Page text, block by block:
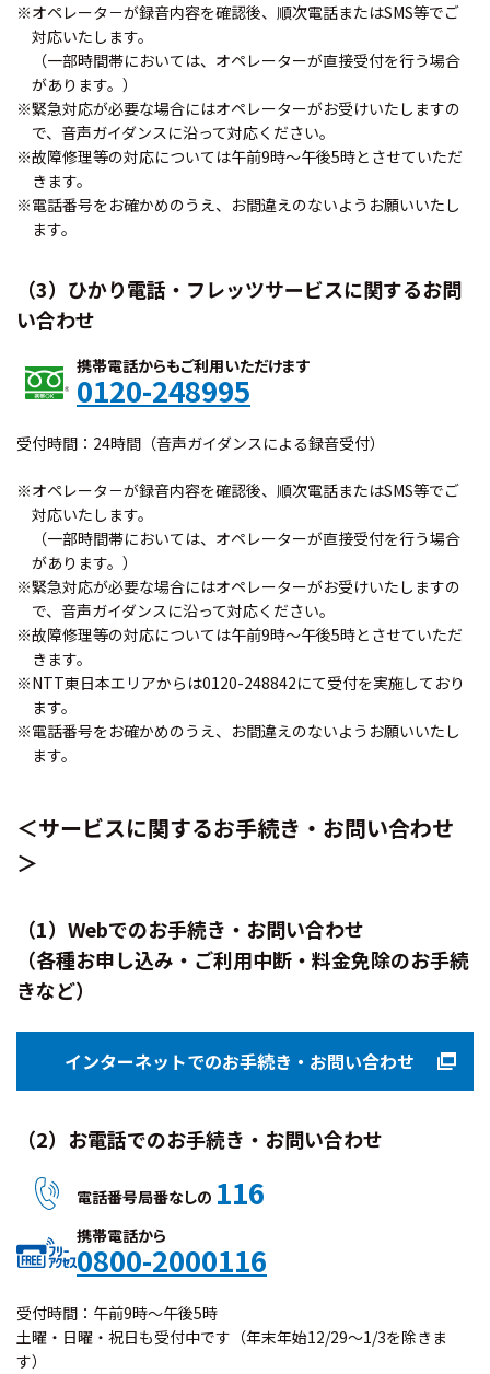
※オペレータ－が録音内容を確認後、順次電話またはSMS等でご
対応いたします。
（一部時間帯においては、オペレーターが直接受付を行う場合
があります。）
※緊急対応が必要な場合にはオペレーターがお受けいたしますの
で、音声ガイダンスに沿って対応ください。
※故障修理等の対応については午前9時～午後5時とさせていただ
きます。
※電話番号をお確かめのうえ、お間違えのないようお願いいたし
ます。
（3）ひかり電話・フレッツサービスに関するお問
い合わせ
携帯電話からもご利用いただけます
0120-248995
受付時間：24時間（音声ガイダンスによる録音受付）
※オペレータ－が録音内容を確認後、順次電話またはSMS等でご
対応いたします。
（一部時間帯においては、オペレーターが直接受付を行う場合
があります。）
※緊急対応が必要な場合にはオペレーターがお受けいたしますの
で、音声ガイダンスに沿って対応ください。
※故障修理等の対応については午前9時～午後5時とさせていただ
きます。
※NTT東日本エリアからは0120-248842にて受付を実施しており
ます。
※電話番号をお確かめのうえ、お間違えのないようお願いいたし
ます。
＜サービスに関するお手続き・お問い合わせ
＞
（1）Webでのお手続き・お問い合わせ
（各種お申し込み・ご利用中断・料金免除のお手続
きなど）
インターネットでのお手続き・お問い合わせ
（2）お電話でのお手続き・お問い合わせ
電話番号局番なしの 116
携帯電話から
0800-2000116
受付時間：午前9時〜午後5時
土曜・日曜・祝日も受付中です（年末年始12/29〜1/3を除きま
す）